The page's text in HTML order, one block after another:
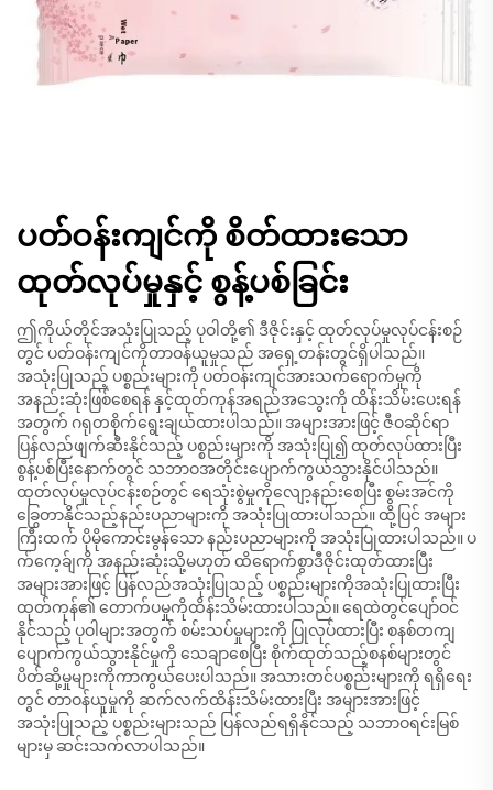
ပတ်ဝန်းကျင်ကို စိတ်ထားသော
ထုတ်လုပ်မှုနှင့် စွန့်ပစ်ခြင်း
ဤကိုယ်တိုင်အသုံးပြုသည့် ပုဝါတို့၏ ဒီဇိုင်းနှင့် ထုတ်လုပ်မှုလုပ်ငန်းစဉ်
တွင် ပတ်ဝန်းကျင်ကိုတာဝန်ယူမှုသည် အရှေ့တန်းတွင်ရှိပါသည်။
အသုံးပြုသည့် ပစ္စည်းများကို ပတ်ဝန်းကျင်အားသက်ရောက်မှုကို
အနည်းဆုံးဖြစ်စေရန် နှင့်ထုတ်ကုန်အရည်အသွေးကို ထိန်းသိမ်းပေးရန်
အတွက် ဂရုတစိုက်ရွေးချယ်ထားပါသည်။ အများအားဖြင့် ဇီဝဆိုင်ရာ
ပြန်လည်ဖျက်ဆီးနိုင်သည့် ပစ္စည်းများကို အသုံးပြု၍ ထုတ်လုပ်ထားပြီး
စွန့်ပစ်ပြီးနောက်တွင် သဘာဝအတိုင်းပျောက်ကွယ်သွားနိုင်ပါသည်။
ထုတ်လုပ်မှုလုပ်ငန်းစဉ်တွင် ရေသုံးစွဲမှုကိုလျော့နည်းစေပြီး စွမ်းအင်ကို
ခြွေတာနိုင်သည့်နည်းပညာများကို အသုံးပြုထားပါသည်။ ထို့ပြင် အများ
ကြီးထက် ပိုမိုကောင်းမွန်သော နည်းပညာများကို အသုံးပြုထားပါသည်။ ပ
က်ကေ့ခ်ျကို အနည်းဆုံးသို့မဟုတ် ထိရောက်စွာဒီဇိုင်းထုတ်ထားပြီး
အများအားဖြင့် ပြန်လည်အသုံးပြုသည့် ပစ္စည်းများကိုအသုံးပြုထားပြီး
ထုတ်ကုန်၏ တောက်ပမှုကိုထိန်းသိမ်းထားပါသည်။ ရေထဲတွင်ပျော်ဝင်
နိုင်သည့် ပုဝါများအတွက် စမ်းသပ်မှုများကို ပြုလုပ်ထားပြီး စနစ်တကျ
ပျောက်ကွယ်သွားနိုင်မှုကို သေချာစေပြီး စိုက်ထုတ်သည့်စနစ်များတွင်
ပိတ်ဆို့မှုများကိုကာကွယ်ပေးပါသည်။ အသားတင်ပစ္စည်းများကို ရရှိရေး
တွင် တာဝန်ယူမှုကို ဆက်လက်ထိန်းသိမ်းထားပြီး အများအားဖြင့်
အသုံးပြုသည့် ပစ္စည်းများသည် ပြန်လည်ရရှိနိုင်သည့် သဘာဝရင်းမြစ်
များမှ ဆင်းသက်လာပါသည်။